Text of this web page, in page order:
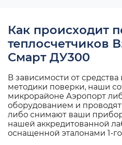
Как происходит
теплосчетчиков
Смарт ДУ300
В зависимости от
методики поверки, наши
микрорайоне Аэропорт
оборудованием и
либо снимают ваши
нашей аккредитованной
оснащенной эталонами 1-